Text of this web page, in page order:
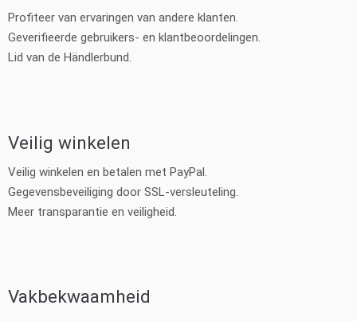
Profiteer van ervaringen van andere klanten.
Geverifieerde gebruikers- en klantbeoordelingen.
Lid van de Händlerbund.
Veilig winkelen
Veilig winkelen en betalen met PayPal.
Gegevensbeveiliging door SSL-versleuteling.
Meer transparantie en veiligheid.
Vakbekwaamheid